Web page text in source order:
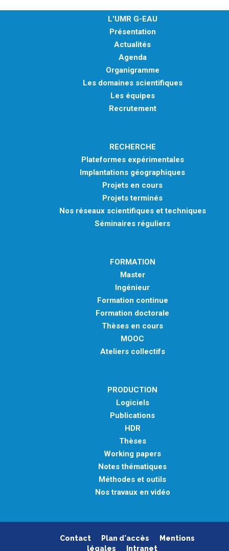
L'UMR G-EAU
Présentation
Actualités
Agenda
Organigramme
Les domaines scientifiques
Les équipes
Recrutement
RECHERCHE
Plateformes expérimentales
Implantations géographiques
Projets en cours
Projets terminés
Nos réseaux scientifiques et techniques
Séminaires réguliers
FORMATION
Master
Ingénieur
Formation continue
Formation doctorale
Thèses en cours
MOOC
Ateliers collectifs
PRODUCTION
Logiciels
Publications
HDR
Thèses
Working papers
Notes thématiques
Méthodes et outils
Nos travaux en vidéo
Contact Plan d'accès
Mentions
légales
Intranet